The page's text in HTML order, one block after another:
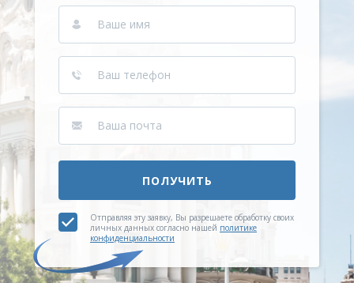
ПОЛУЧИТЬ
Отправляя эту заявку, Вы разрешаете обработку своих
личных данных согласно нашей политике
конфиденциальности